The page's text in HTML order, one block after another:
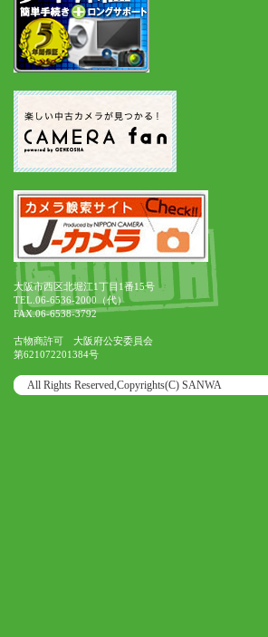
大阪市西区北堀江1丁目1番15号
TEL.06-6536-2000（代）
FAX.06-6538-3792
古物商許可 大阪府公安委員会
第621072201384号
All Rights Reserved,Copyrights(C) SANWA